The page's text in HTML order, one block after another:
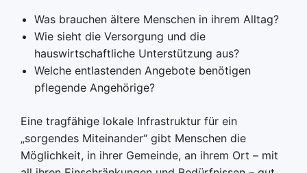
Was brauchen ältere Menschen in ihrem Alltag?
Wie sieht die Versorgung und die
hauswirtschaftliche Unterstützung aus?
Welche entlastenden Angebote benötigen
pflegende Angehörige?
Eine tragfähige lokale Infrastruktur für ein
„sorgendes Miteinander“ gibt Menschen die
Möglichkeit, in ihrer Gemeinde, an ihrem Ort – mit